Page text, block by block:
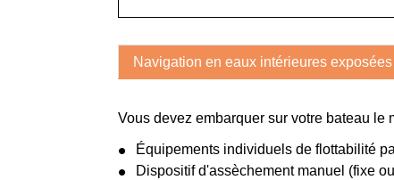
Navigation en eaux intérieures exposées
Vous devez embarquer sur votre bateau le
Équipements individuels de flottabilité
Dispositif d'assèchement manuel (fixe